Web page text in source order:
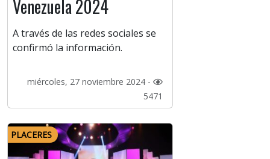
Venezuela 2024
A través de las redes sociales se
confirmó la información.
miércoles, 27 noviembre 2024 -
5471
PLACERES